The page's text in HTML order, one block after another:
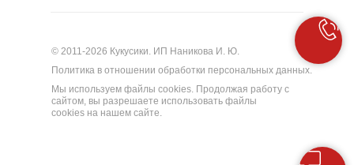
© 2011-2026 Кукусики. ИП Наникова И. Ю.
Политика в отношении обработки персональных данных.
Мы используем файлы cookies. Продолжая работу с
сайтом, вы разрешаете использовать файлы
cookies на нашем сайте.